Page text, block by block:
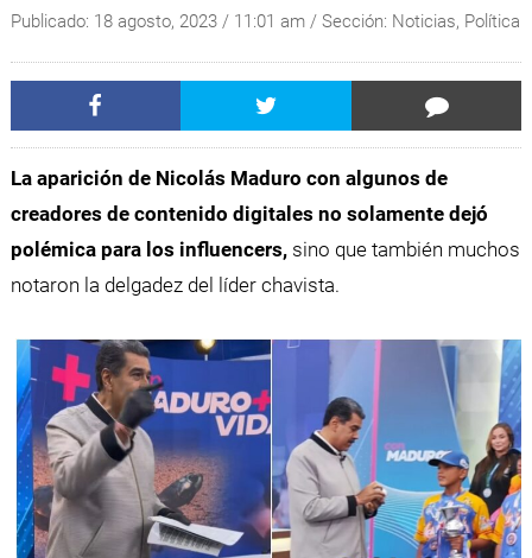
Publicado: 18 agosto, 2023/ 11:01 am / Sección: Noticias, Política
La aparición de Nicolás Maduro con algunos de
creadores de contenido digitales no solamente dejó
polémica para los influencers,sino que también muchos
notaron la delgadez del líder chavista.